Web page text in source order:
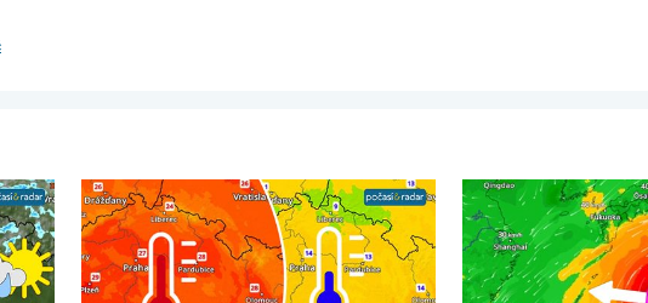
úterý i bouřky. . . pondělí 3. srpna 2026
Ochlazení bude jen mírné a přechodné. Nadvláda horkého počasí.
Japonsko se